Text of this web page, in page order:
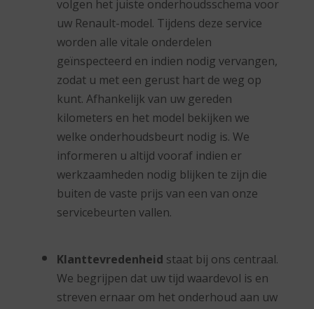
volgen het juiste onderhoudsschema voor
uw Renault-model. Tijdens deze service
worden alle vitale onderdelen
geïnspecteerd en indien nodig vervangen,
zodat u met een gerust hart de weg op
kunt. Afhankelijk van uw gereden
kilometers en het model bekijken we
welke onderhoudsbeurt nodig is. We
informeren u altijd vooraf indien er
werkzaamheden nodig blijken te zijn die
buiten de vaste prijs van een van onze
servicebeurten vallen.
Klanttevredenheid staat bij ons centraal.
We begrijpen dat uw tijd waardevol is en
streven ernaar om het onderhoud aan uw